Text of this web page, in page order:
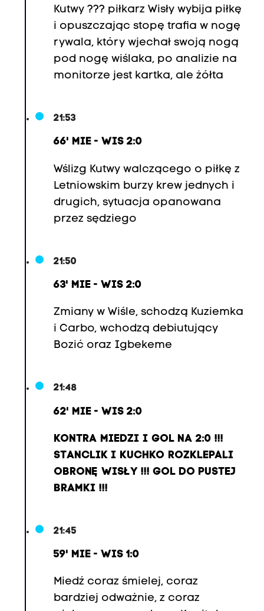
Kutwy ??? piłkarz Wisły wybija piłkę
i opuszczając stopę trafia w nogę
rywala, który wjechał swoją nogą
pod nogę wiślaka, po analizie na
monitorze jest kartka, ale żółta
21:53
66' MIE - WIS 2:0
Wślizg Kutwy walczącego o piłkę z
Letniowskim burzy krew jednych i
drugich, sytuacja opanowana
przez sędziego
21:50
63' MIE - WIS 2:0
Zmiany w Wiśle, schodzą Kuziemka
i Carbo, wchodzą debiutujący
Bozić oraz Igbekeme
21:48
62' MIE - WIS 2:0
KONTRA MIEDZI I GOL NA 2:0 !!!
STANCLIK I KUCHKO ROZKLEPALI
OBRONĘ WISŁY !!! GOL DO PUSTEJ
BRAMKI !!!
21:45
59' MIE - WIS 1:0
Miedź coraz śmielej, coraz
bardziej odważnie, z coraz